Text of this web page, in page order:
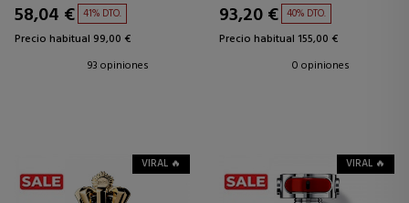
58,04 € 41% DTO.
Precio habitual 99,00 €
93 opiniones
93,20 € 40% DTO.
Precio habitual 155,00 €
0 opiniones
VIRAL 🔥 VIRAL 🔥